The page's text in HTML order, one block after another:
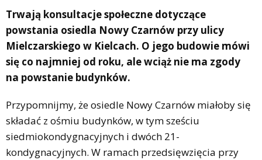
Trwają konsultacje społeczne dotyczące
powstania osiedla Nowy Czarnów przy ulicy
Mielczarskiego w Kielcach. O jego budowie mówi
się co najmniej od roku, ale wciąż nie ma zgody
na powstanie budynków.
Przypomnijmy, że osiedle Nowy Czarnów miałoby się
składać z ośmiu budynków, w tym sześciu
siedmiokondygnacyjnych i dwóch 21-
kondygnacyjnych. W ramach przedsięwzięcia przy